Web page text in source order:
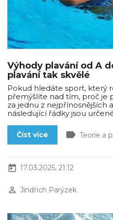
Výhody plavání od A
plavání tak skvělé
Pokud hledáte sport, který
přemýšlíte nad tím, proč je
za jednu z nejpřínosnějších
následující řádky jsou
Číst více label Teorie a
today 17.03.2025, 21:12
perm_identity Jindřich Parýzek